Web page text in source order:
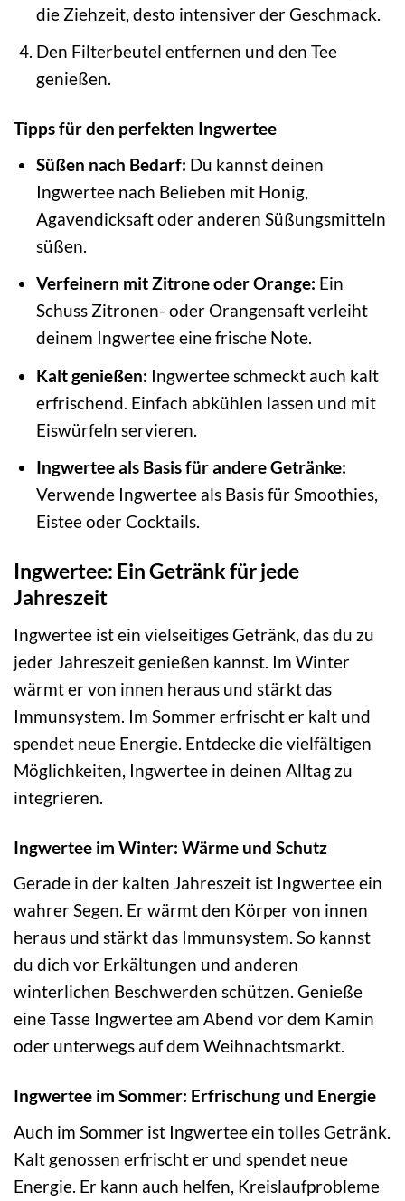
die Ziehzeit, desto intensiver der Geschmack.
Den Filterbeutel entfernen und den Tee
genießen.
Tipps für den perfekten Ingwertee
Süßen nach Bedarf: Du kannst deinen
Ingwertee nach Belieben mit Honig,
Agavendicksaft oder anderen Süßungsmitteln
süßen.
Verfeinern mit Zitrone oder Orange: Ein
Schuss Zitronen- oder Orangensaft verleiht
deinem Ingwertee eine frische Note.
Kalt genießen: Ingwertee schmeckt auch kalt
erfrischend. Einfach abkühlen lassen und mit
Eiswürfeln servieren.
Ingwertee als Basis für andere Getränke:
Verwende Ingwertee als Basis für Smoothies,
Eistee oder Cocktails.
Ingwertee: Ein Getränk für jede
Jahreszeit
Ingwertee ist ein vielseitiges Getränk, das du zu
jeder Jahreszeit genießen kannst. Im Winter
wärmt er von innen heraus und stärkt das
Immunsystem. Im Sommer erfrischt er kalt und
spendet neue Energie. Entdecke die vielfältigen
Möglichkeiten, Ingwertee in deinen Alltag zu
integrieren.
Ingwertee im Winter: Wärme und Schutz
Gerade in der kalten Jahreszeit ist Ingwertee ein
wahrer Segen. Er wärmt den Körper von innen
heraus und stärkt das Immunsystem. So kannst
du dich vor Erkältungen und anderen
winterlichen Beschwerden schützen. Genieße
eine Tasse Ingwertee am Abend vor dem Kamin
oder unterwegs auf dem Weihnachtsmarkt.
Ingwertee im Sommer: Erfrischung und Energie
Auch im Sommer ist Ingwertee ein tolles Getränk.
Kalt genossen erfrischt er und spendet neue
Energie. Er kann auch helfen, Kreislaufprobleme